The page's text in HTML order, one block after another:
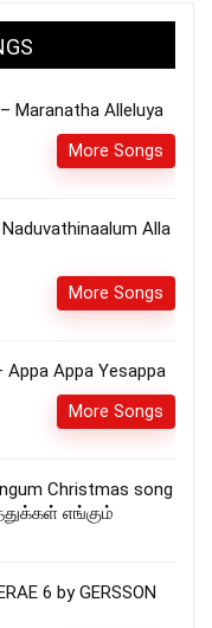
Maranatha Alleluya
More Songs
Alla
More Songs
Appa Yesappa
More Songs
Christmas song
எங்கும்
6 by GERSSON